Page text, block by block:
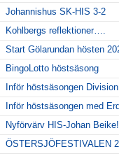
Johannishus SK-HIS 3-2
Kohlbergs reflektioner….
Start Gölarundan hösten
BingoLotto höstsäsong
Inför höstsäsongen
Inför höstsäsongen med
Nyförvärv HIS-Johan Beike!
ÖSTERSJÖFESTIVALEN